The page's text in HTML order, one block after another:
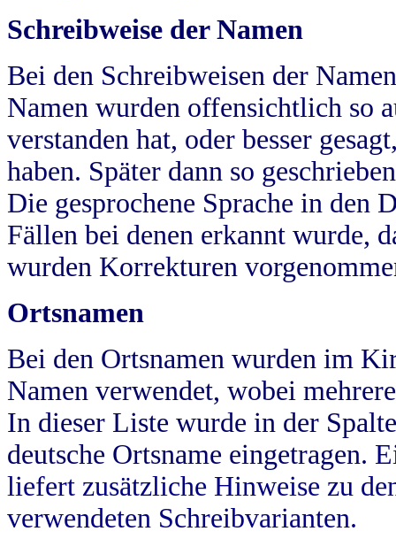
Schreibweise der Namen
Bei den Schreibweisen der
Namen wurden offensichtlich so
verstanden hat, oder besser
haben. Später dann so
Die gesprochene Sprache in
Fällen bei denen erkannt wurde,
wurden Korrekturen
Ortsnamen
Bei den Ortsnamen wurden im
Namen verwendet, wobei
In dieser Liste wurde in der
deutsche Ortsname eingetragen.
liefert zusätzliche Hinweise zu
verwendeten Schreibvarianten.